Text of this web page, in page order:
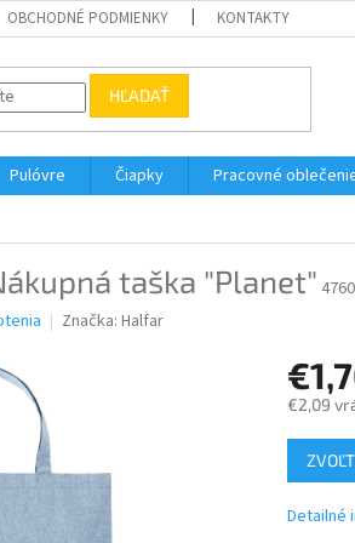
OBCHODNÉ PODMIENKY KONTAKTY
HĽADAŤ
Pulóvre Čiapky Pracovné
taška "Planet"
Značka: Halfar
€2,09
cena:
Detailné